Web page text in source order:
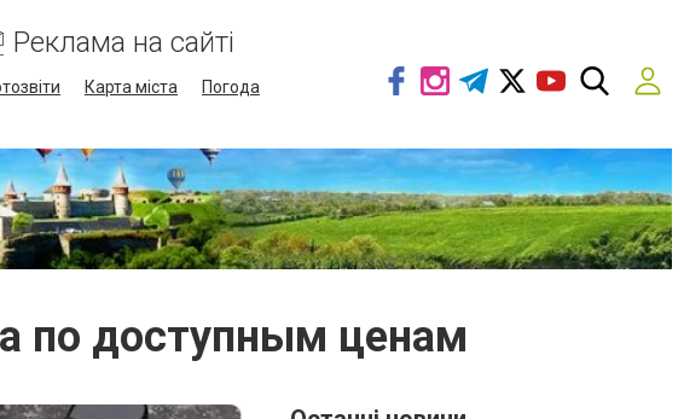
Реклама на сайті
Карта міста
Погода
по доступным ценам